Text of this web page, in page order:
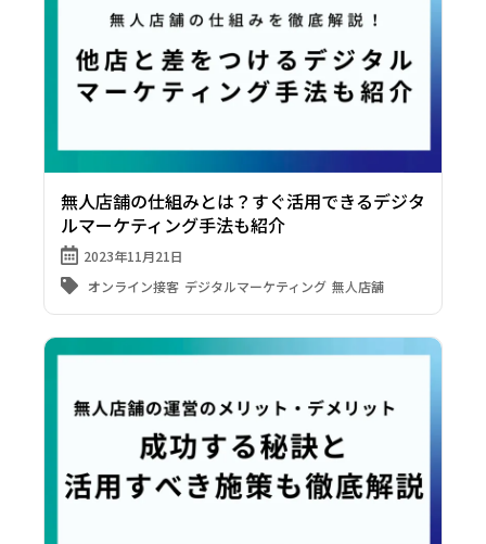
無人店舗の仕組みとは？すぐ活用できるデジタ
ルマーケティング手法も紹介
2023年11月21日
オンライン接客 デジタルマーケティング 無人店舗